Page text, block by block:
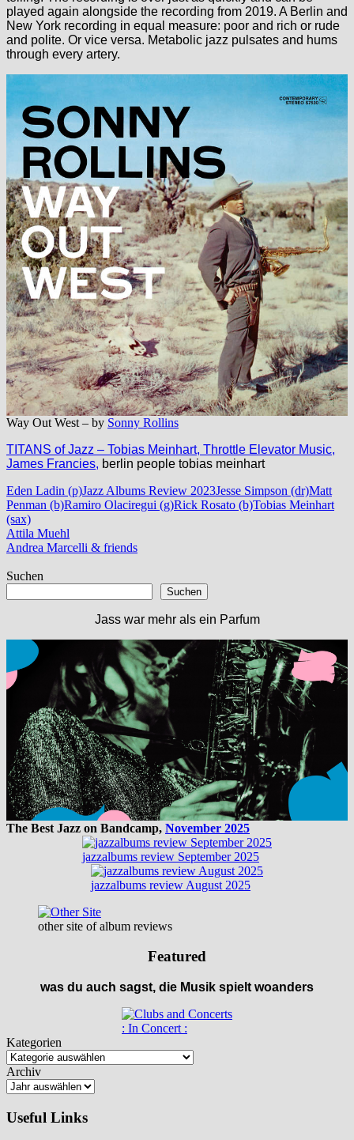
played again alongside the recording from 2019. A Berlin and
New York recording in equal measure: poor and rich or rude
and polite. Or vice versa. Metabolic jazz pulsates and hums
through every artery.
Way Out West – by Sonny Rollins
TITANS of Jazz – Tobias Meinhart, Throttle Elevator Music,
James Francies, berlin people tobias meinhart
Eden Ladin (p)Jazz Albums Review 2023Jesse Simpson (dr)Matt
Penman (b)Ramiro Olaciregui (g)Rick Rosato (b)Tobias Meinhart
(sax)
Beitragsnavigation
Vorheriger
Beitrag:
Attila Muehl
Nächster
Andrea Marcelli & friends
Suchen
Suchen
Jass war mehr als ein Parfum
The Best Jazz on Bandcamp, November 2025
jazzalbums review September 2025
jazzalbums review August 2025
other site of album reviews
Featured
was du auch sagst, die Musik spielt woanders
: In Concert :
Kategorien
Archiv
Useful Links